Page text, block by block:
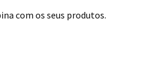
com os seus produtos.